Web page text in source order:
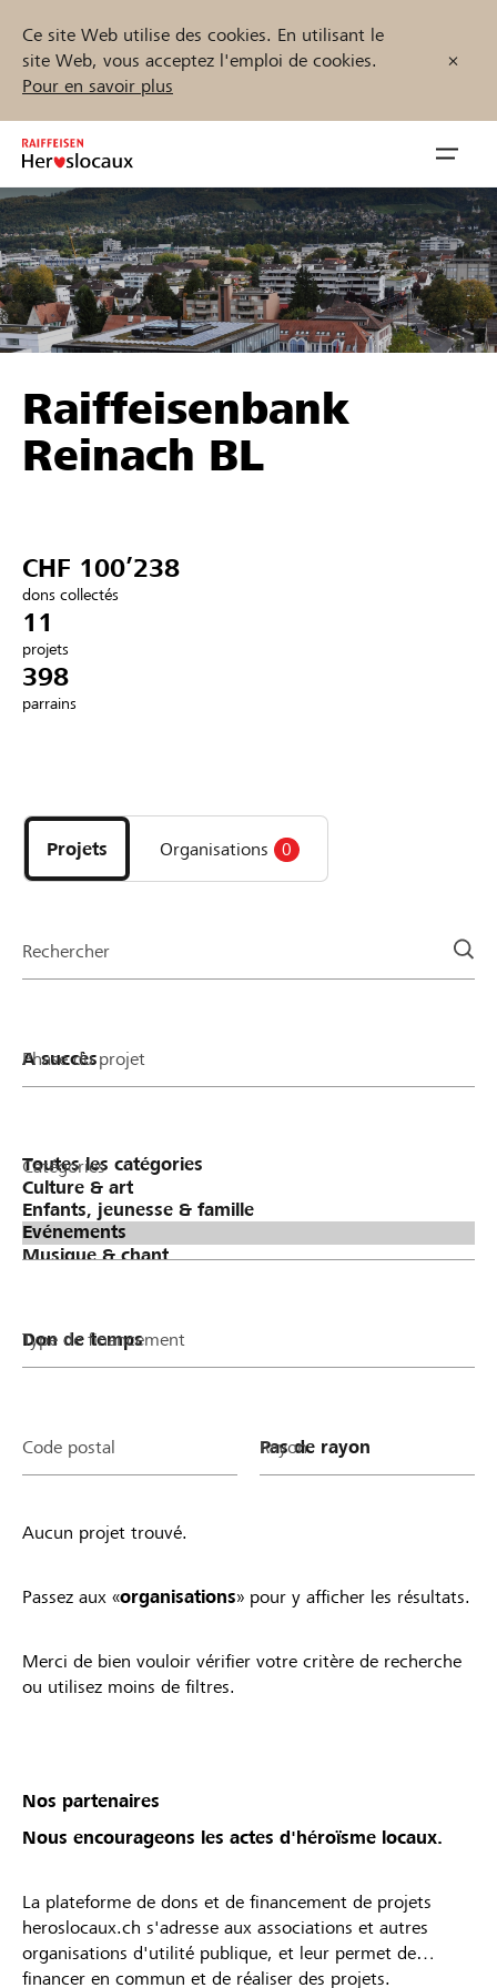
Ce site Web utilise des cookies. En utilisant le
site Web, vous acceptez l'emploi de cookies.
Pour en savoir plus
Inhalt
springen
öffnen
Parrainer
Soutien & assistance
Se connecter
Trouvez des projets et des organisations
Démarrez maintenant
DE FR IT
Raiffeisenbank
Reinach BL
CHF 100’238
dons collectés
11
projets
398
parrains
les
projets
et
la
Projets Organisations 0
Rechercher
Phase du projet
Catégories
Type de financement
Code postal Rayon
Aucun projet trouvé.
Passez aux «organisations» pour y afficher les résultats.
Merci de bien vouloir vérifier votre critère de recherche
ou utilisez moins de filtres.
Nos partenaires
Nous encourageons les actes d'héroïsme locaux.
La plateforme de dons et de financement de projets
heroslocaux.ch s'adresse aux associations et autres
organisations d'utilité publique, et leur permet de
financer en commun et de réaliser des projets.